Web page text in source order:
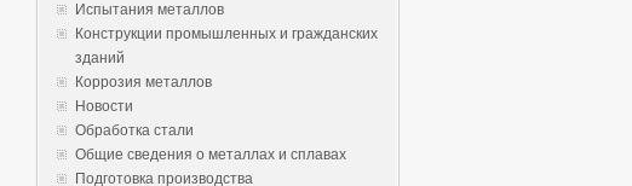
Испытания металлов
Конструкции промышленных и гражданских
зданий
Коррозия металлов
Новости
Обработка стали
Общие сведения о металлах и сплавах
Подготовка производства